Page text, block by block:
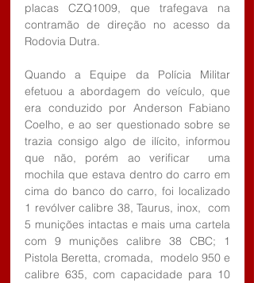
placas CZQ1009, que trafegava na
contramão de direção no acesso da
Rodovia Dutra.
Quando a Equipe da Polícia Militar
efetuou a abordagem do veículo, que
era conduzido por Anderson Fabiano
Coelho, e ao ser questionado sobre se
trazia consigo algo de ilícito, informou
que não, porém ao verificar  uma
mochila que estava dentro do carro em
cima do banco do carro, foi localizado
1 revólver calibre 38, Taurus, inox,  com
5 munições intactas e mais uma cartela
com 9 munições calibre 38 CBC; 1
Pistola Beretta, cromada,  modelo 950 e
calibre 635, com capacidade para 10